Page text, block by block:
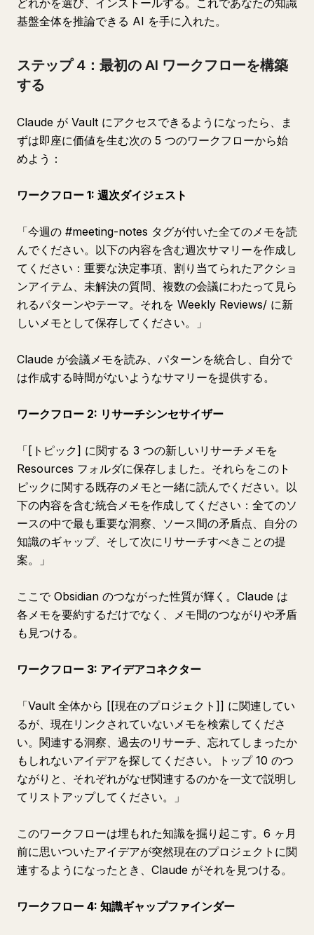
どれかを選び、インストールする。これであなたの知識
基盤全体を推論できる AI を手に入れた。
ステップ 4：最初の AI ワークフローを構築
する
Claude が Vault にアクセスできるようになったら、ま
ずは即座に価値を生む次の 5 つのワークフローから始
めよう：
ワークフロー 1: 週次ダイジェスト
「今週の #meeting-notes タグが付いた全てのメモを読
んでください。以下の内容を含む週次サマリーを作成し
てください：重要な決定事項、割り当てられたアクショ
ンアイテム、未解決の質問、複数の会議にわたって見ら
れるパターンやテーマ。それを Weekly Reviews/ に新
しいメモとして保存してください。」
Claude が会議メモを読み、パターンを統合し、自分で
は作成する時間がないようなサマリーを提供する。
ワークフロー 2: リサーチシンセサイザー
「[トピック] に関する 3 つの新しいリサーチメモを
Resources フォルダに保存しました。それらをこのト
ピックに関する既存のメモと一緒に読んでください。以
下の内容を含む統合メモを作成してください：全てのソ
ースの中で最も重要な洞察、ソース間の矛盾点、自分の
知識のギャップ、そして次にリサーチすべきことの提
案。」
ここで Obsidian のつながった性質が輝く。Claude は
各メモを要約するだけでなく、メモ間のつながりや矛盾
も見つける。
ワークフロー 3: アイデアコネクター
「Vault 全体から [[現在のプロジェクト]] に関連してい
るが、現在リンクされていないメモを検索してくださ
い。関連する洞察、過去のリサーチ、忘れてしまったか
もしれないアイデアを探してください。トップ 10 のつ
ながりと、それぞれがなぜ関連するのかを一文で説明し
てリストアップしてください。」
このワークフローは埋もれた知識を掘り起こす。6 ヶ月
前に思いついたアイデアが突然現在のプロジェクトに関
連するようになったとき、Claude がそれを見つける。
ワークフロー 4: 知識ギャップファインダー